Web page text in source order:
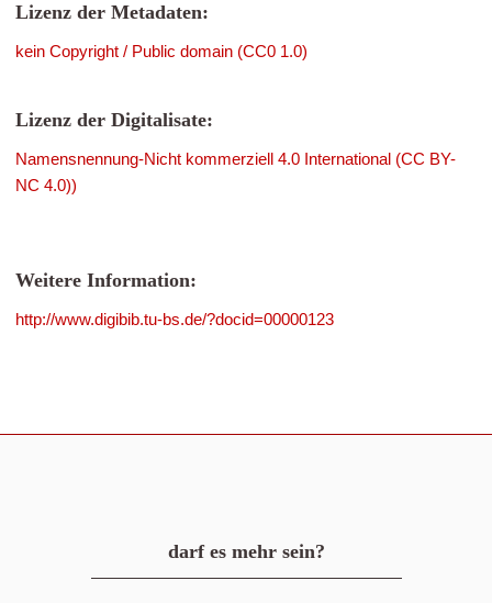
Lizenz der Metadaten:
kein Copyright / Public domain (CC0 1.0)
Lizenz der Digitalisate:
Namensnennung-Nicht kommerziell 4.0 International (CC BY-
NC 4.0))
Weitere Information:
http://www.digibib.tu-bs.de/?docid=00000123
darf es mehr sein?